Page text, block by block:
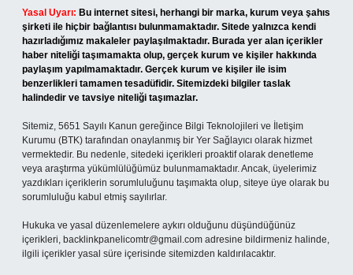
Yasal Uyarı: Bu internet sitesi, herhangi bir marka, kurum veya şahıs
şirketi ile hiçbir bağlantısı bulunmamaktadır. Sitede yalnızca kendi
hazırladığımız makaleler paylaşılmaktadır. Burada yer alan içerikler
haber niteliği taşımamakta olup, gerçek kurum ve kişiler hakkında
paylaşım yapılmamaktadır. Gerçek kurum ve kişiler ile isim
benzerlikleri tamamen tesadüfidir. Sitemizdeki bilgiler taslak
halindedir ve tavsiye niteliği taşımazlar.
Sitemiz, 5651 Sayılı Kanun gereğince Bilgi Teknolojileri ve İletişim
Kurumu (BTK) tarafından onaylanmış bir Yer Sağlayıcı olarak hizmet
vermektedir. Bu nedenle, sitedeki içerikleri proaktif olarak denetleme
veya araştırma yükümlülüğümüz bulunmamaktadır. Ancak, üyelerimiz
yazdıkları içeriklerin sorumluluğunu taşımakta olup, siteye üye olarak bu
sorumluluğu kabul etmiş sayılırlar.
Hukuka ve yasal düzenlemelere aykırı olduğunu düşündüğünüz
içerikleri, backlinkpanelicomtr@gmail.com adresine bildirmeniz halinde,
ilgili içerikler yasal süre içerisinde sitemizden kaldırılacaktır.